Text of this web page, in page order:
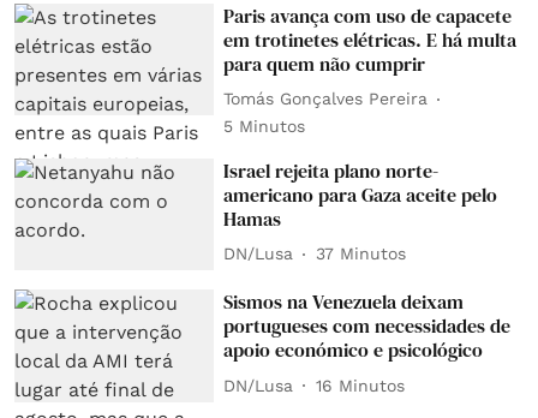
Paris avança com uso de capacete
em trotinetes elétricas. E há multa
para quem não cumprir
Tomás Gonçalves Pereira
5 Minutos
Israel rejeita plano norte-
americano para Gaza aceite pelo
Hamas
DN/Lusa 37 Minutos
Sismos na Venezuela deixam
portugueses com necessidades de
apoio económico e psicológico
DN/Lusa 16 Minutos